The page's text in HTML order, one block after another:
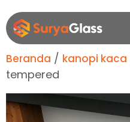
Beranda / kanopi kaca
tempered